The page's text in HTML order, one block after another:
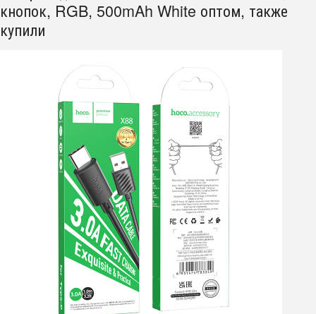
кнопок, RGB, 500mAh White оптом, также
купили